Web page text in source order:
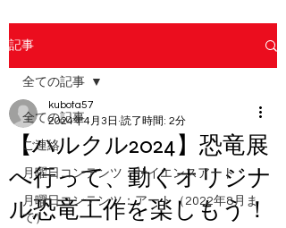
記事
全ての記事
ご連絡
月曜日コンテンツ：サイエンスアート
月曜日コンテンツ：アート（2022年8月ま
で）
全ての記事
【ハルクル2024】恐竜展
へ行って、動くオリジナ
ル恐竜工作を楽しもう！
kubota57
2024年4月3日 読了時間: 2分